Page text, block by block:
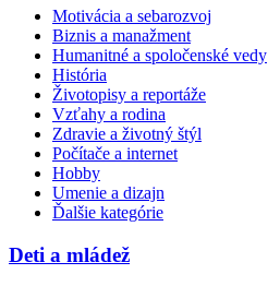
Motivácia a sebarozvoj
Biznis a manažment
Humanitné a spoločenské vedy
História
Životopisy a reportáže
Vzťahy a rodina
Zdravie a životný štýl
Počítače a internet
Hobby
Umenie a dizajn
Ďalšie kategórie
Deti a mládež